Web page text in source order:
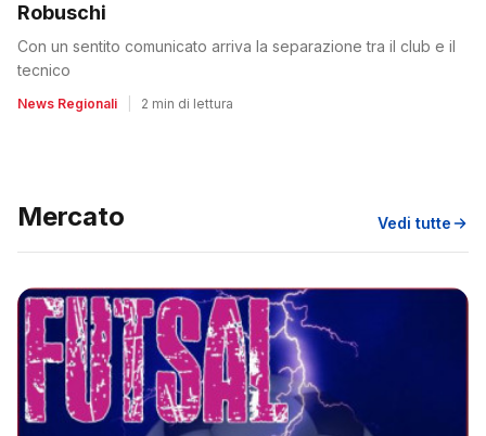
Robuschi
Con un sentito comunicato arriva la separazione tra il club e il
tecnico
News Regionali 2 min di lettura
Mercato Vedi tutte